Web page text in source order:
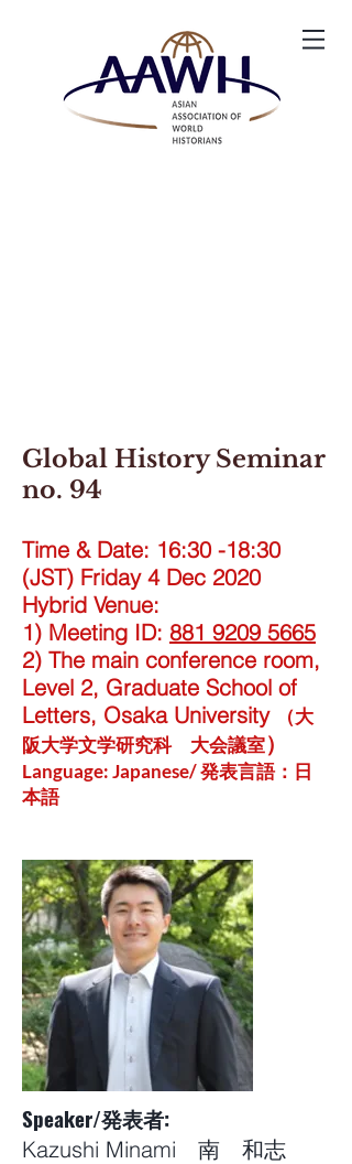
Global History Seminar
no. 94
Time & Date: 16:30 -18:30
(JST) Friday 4 Dec 2020
Hybrid Venue:
1) Meeting ID: 881 9209 5665
2) The main conference room,
Level 2, Graduate School of
Letters, Osaka University
（大
阪大学文学研究科 大会議室）
​Language: Japanese/ 発表言語：日
本語
Speaker/発表者:
Kazushi Minami 南 和志